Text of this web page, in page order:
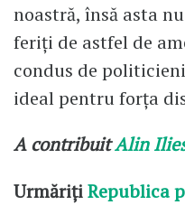
noastră, însă asta
feriţi de astfel de
condus de
ideal pentru forţa
A contribuitAlin
UrmărițiRepublica